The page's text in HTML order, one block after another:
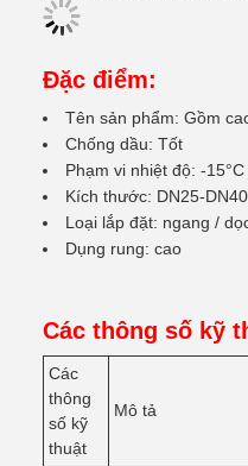
Đặc điểm:
Tên sản phẩm: Gồm
Chống dầu: Tốt
Phạm vi nhiệt độ: -
Kích thước: DN25-
Loại lắp đặt: ngang /
Dụng rung: cao
Các thông số kỹ
Các
thông
số kỹ
thuật
Mô tả